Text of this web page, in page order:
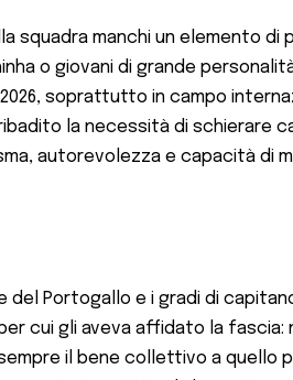
squadra manchi un elemento di
o giovani di grande personalità
soprattutto in campo
la necessità di schierare
autorevolezza e capacità di
del Portogallo e i gradi di
cui gli aveva affidato la fascia:
il bene collettivo a quello